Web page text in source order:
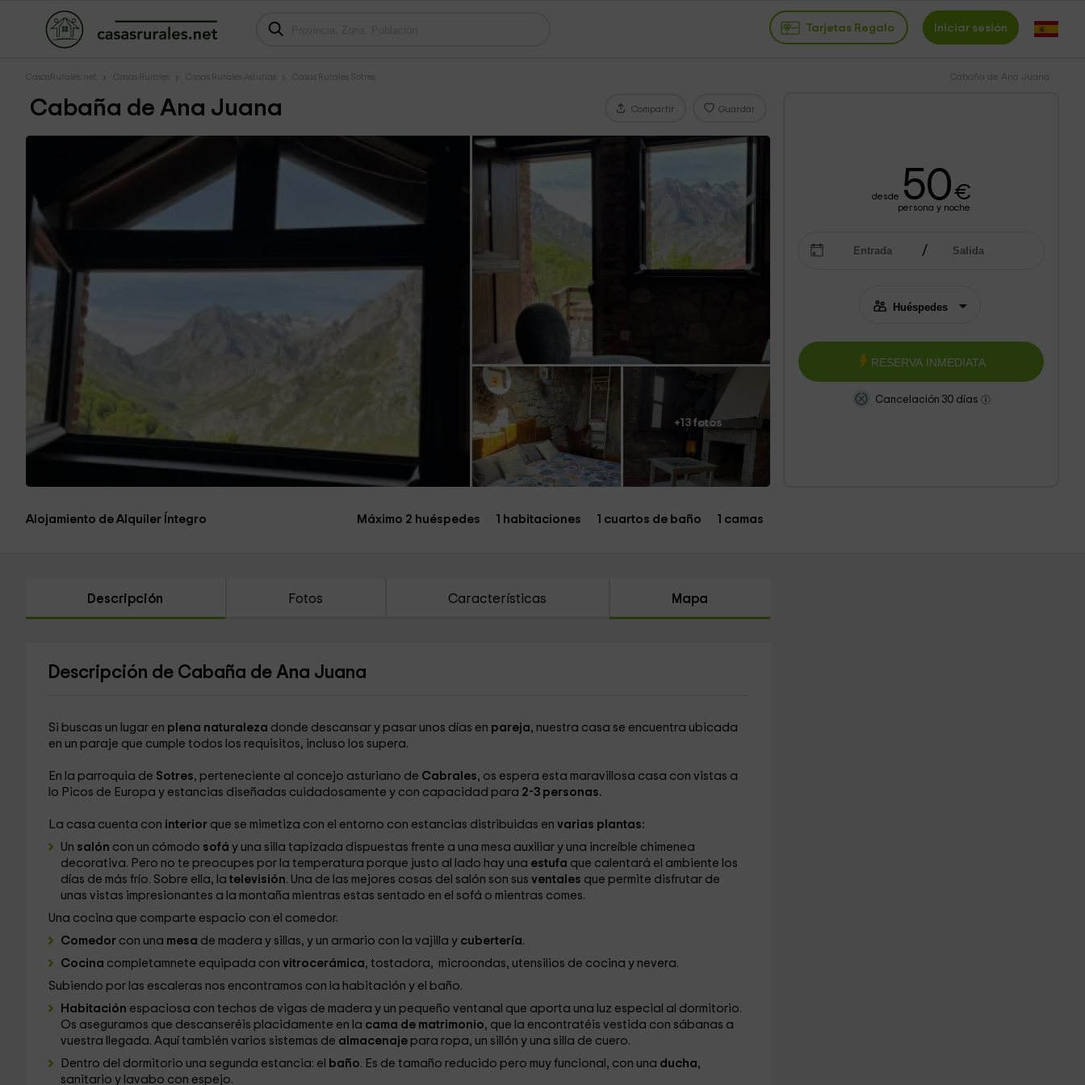
Tarjetas Regalo Iniciar sesión
CasasRurales.net Casas Rurales Casas Rurales Asturias Casas Rurales Sotres Cabaña de Ana Juana
Cabaña de Ana Juana Compartir Guardar
+13 fotos
desde 50€
persona y noche
RESERVA INMEDIATA
Cancelación 30 días
Alojamiento de Alquiler Íntegro Máximo 2 huéspedes 1 habitaciones 1 cuartos de baño 1 camas
Descripción Fotos Características Mapa
Descripción de Cabaña de Ana Juana
Si buscas un lugar en plena naturaleza donde descansar y pasar unos días en pareja, nuestra casa se encuentra ubicada
en un paraje que cumple todos los requisitos, incluso los supera.
En la parroquia de Sotres, perteneciente al concejo asturiano de Cabrales, os espera esta maravillosa casa con vistas a
lo Picos de Europa y estancias diseñadas cuidadosamente y con capacidad para 2-3 personas.
La casa cuenta con interior que se mimetiza con el entorno con estancias distribuidas en varias plantas:
Un salón con un cómodo sofá y una silla tapizada dispuestas frente a una mesa auxiliar y una increíble chimenea
decorativa. Pero no te preocupes por la temperatura porque justo al lado hay una estufa que calentará el ambiente los
días de más frío. Sobre ella, la televisión. Una de las mejores cosas del salón son sus ventales que permite disfrutar de
unas vistas impresionantes a la montaña mientras estas sentado en el sofá o mientras comes.
Una cocina que comparte espacio con el comedor.
Comedor con una mesa de madera y sillas, y un armario con la vajilla y cubertería.
Cocina completamnete equipada con vitrocerámica, tostadora, microondas, utensilios de cocina y nevera.
Subiendo por las escaleras nos encontramos con la habitación y el baño.
Habitación espaciosa con techos de vigas de madera y un pequeño ventanal que aporta una luz especial al dormitorio.
Os aseguramos que descanseréis placidamente en la cama de matrimonio, que la encontratéis vestida con sábanas a
vuestra llegada. Aquí también varios sistemas de almacenaje para ropa, un sillón y una silla de cuero.
Dentro del dormitorio una segunda estancia: el baño. Es de tamaño reducido pero muy funcional, con una ducha,
sanitario y lavabo con espejo.